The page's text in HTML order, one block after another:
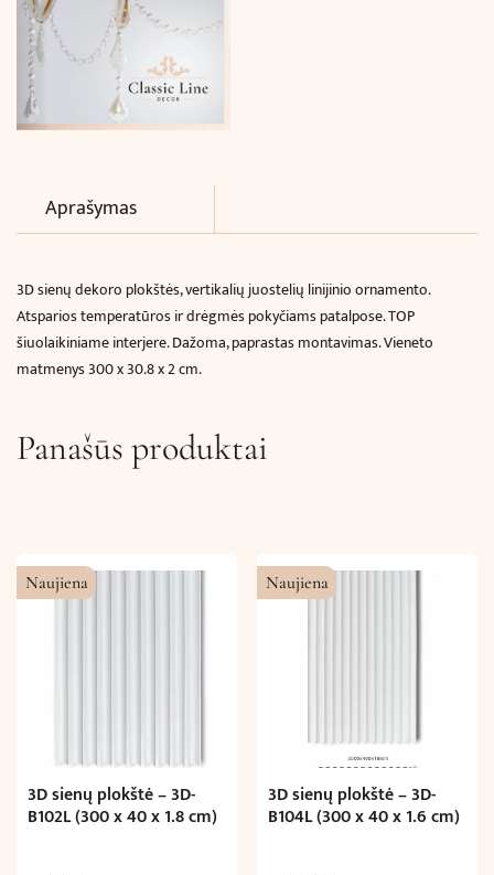
Aprašymas
3D sienų dekoro plokštės, vertikalių juostelių linijinio ornamento.
Atsparios temperatūros ir drėgmės pokyčiams patalpose. TOP
šiuolaikiniame interjere. Dažoma, paprastas montavimas. Vieneto
matmenys 300 x 30.8 x 2 cm.
Panašūs produktai
Naujiena
3D sienų plokštė – 3D-
B102L (300 x 40 x 1.8 cm)
Naujiena
3D sienų plokštė – 3D-
B104L (300 x 40 x 1.6 cm)